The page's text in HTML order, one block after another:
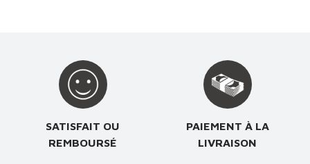
SATISFAIT OU
REMBOURSÉ
PAIEMENT À LA
LIVRAISON